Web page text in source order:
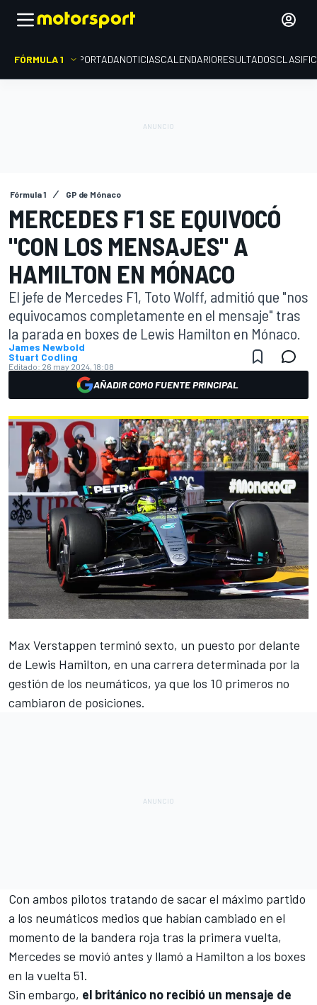
FÓRMULA 1 PORTADANOTICIASCALENDARIORESULTADOS
Fórmula 1 GP de Mónaco
MERCEDES F1 SE EQUIVOCÓ
"CON LOS MENSAJES" A
HAMILTON EN MÓNACO
El jefe de Mercedes F1, Toto Wolff, admitió que "nos
equivocamos completamente en el mensaje" tras
la parada en boxes de Lewis Hamilton en Mónaco.
James Newbold
Stuart Codling
Editado: 26 may 2024, 18:08
AÑADIR COMO FUENTE PRINCIPAL
Max Verstappen terminó sexto, un puesto por delante
de Lewis Hamilton, en una carrera determinada por la
gestión de los neumáticos, ya que los 10 primeros no
cambiaron de posiciones.
Con ambos pilotos tratando de sacar el máximo partido
a los neumáticos medios que habían cambiado en el
momento de la bandera roja tras la primera vuelta,
Mercedes se movió antes y llamó a Hamilton a los boxes
en la vuelta 51.
Sin embargo, el británico no recibió un mensaje de